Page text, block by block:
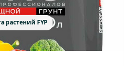
растений FYP